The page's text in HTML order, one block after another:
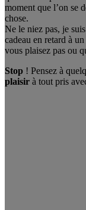
moment que l’on se
chose.
Ne le niez pas, je
cadeau en retard à
vous plaisez pas ou
Stop ! Pensez à
plaisir à tout pris